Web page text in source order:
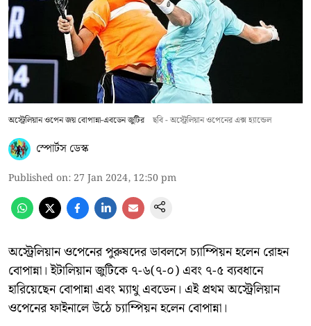
অস্ট্রেলিয়ান ওপেন জয় বোপান্না-এবডেন জুটির ছবি - অস্ট্রেলিয়ান ওপেনের এক্স হ্যান্ডেল
স্পোর্টস ডেস্ক
Published on: 27 Jan 2024, 12:50 pm
অস্ট্রেলিয়ান ওপেনের পুরুষদের ডাবলসে চ্যাম্পিয়ন হলেন রোহন
বোপান্না। ইটালিয়ান জুটিকে ৭-৬(৭-০) এবং ৭-৫ ব্যবধানে
হারিয়েছেন বোপান্না এবং ম্যাথু এবডেন। এই প্রথম অস্ট্রেলিয়ান
ওপেনের ফাইনালে উঠে চ্যাম্পিয়ন হলেন বোপান্না।